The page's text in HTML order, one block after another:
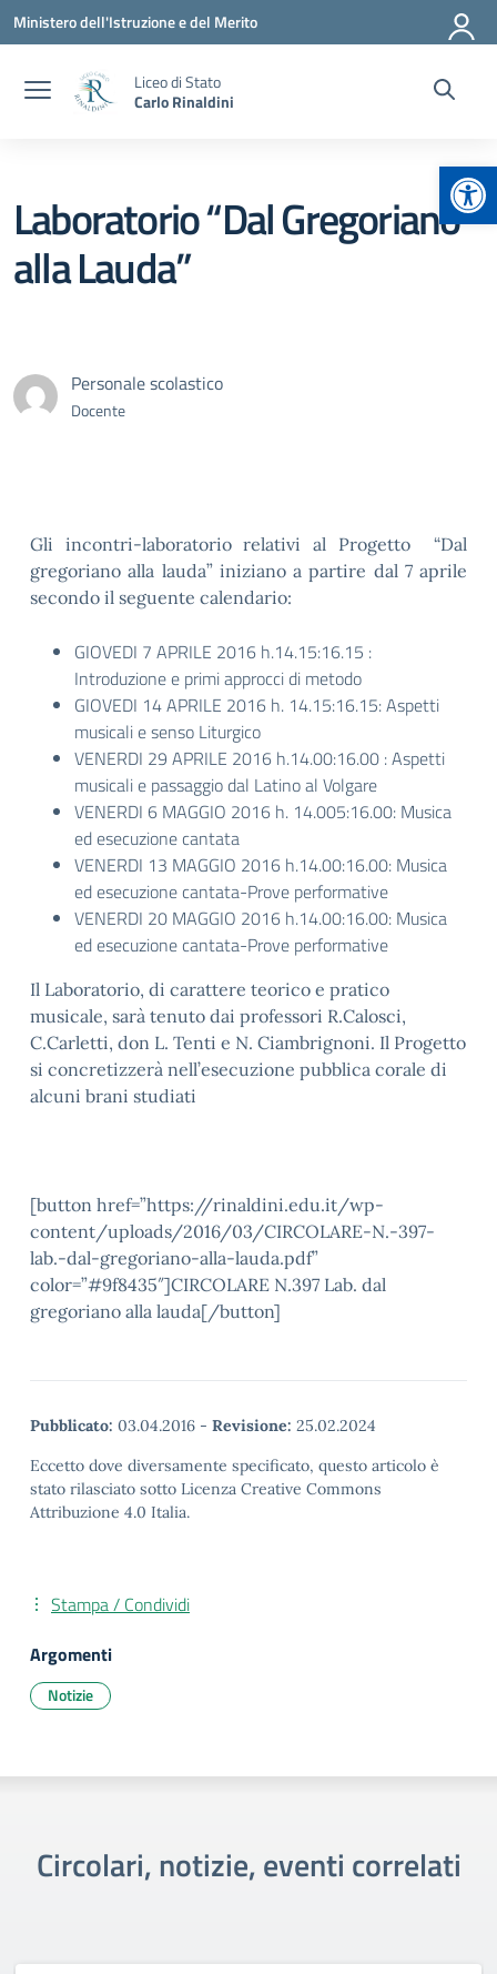
Vai ai contenuti
Vai al menu di navigazione
Vai al footer
Ministero dell'Istruzione e del Merito
Liceo di Stato
Carlo Rinaldini
Laboratorio “Dal Gregoriano
alla Lauda”
Personale scolastico
Docente
Gli incontri-laboratorio relativi al Progetto “Dal
gregoriano alla lauda” iniziano a partire dal 7 aprile
secondo il seguente calendario:
GIOVEDI 7 APRILE 2016 h.14.15:16.15 :
Introduzione e primi approcci di metodo
GIOVEDI 14 APRILE 2016 h. 14.15:16.15: Aspetti
musicali e senso Liturgico
VENERDI 29 APRILE 2016 h.14.00:16.00 : Aspetti
musicali e passaggio dal Latino al Volgare
VENERDI 6 MAGGIO 2016 h. 14.005:16.00: Musica
ed esecuzione cantata
VENERDI 13 MAGGIO 2016 h.14.00:16.00: Musica
ed esecuzione cantata-Prove performative
VENERDI 20 MAGGIO 2016 h.14.00:16.00: Musica
ed esecuzione cantata-Prove performative
Il Laboratorio, di carattere teorico e pratico
musicale, sarà tenuto dai professori R.Calosci,
C.Carletti, don L. Tenti e N. Ciambrignoni. Il Progetto
si concretizzerà nell’esecuzione pubblica corale di
alcuni brani studiati
[button href=”https://rinaldini.edu.it/wp-
content/uploads/2016/03/CIRCOLARE-N.-397-
lab.-dal-gregoriano-alla-lauda.pdf”
color=”#9f8435″]CIRCOLARE N.397 Lab. dal
gregoriano alla lauda[/button]
Pubblicato: 03.04.2016 - Revisione: 25.02.2024
Eccetto dove diversamente specificato, questo articolo è
stato rilasciato sotto Licenza Creative Commons
Attribuzione 4.0 Italia.
Stampa / Condividi
Argomenti
Notizie
Circolari, notizie, eventi correlati